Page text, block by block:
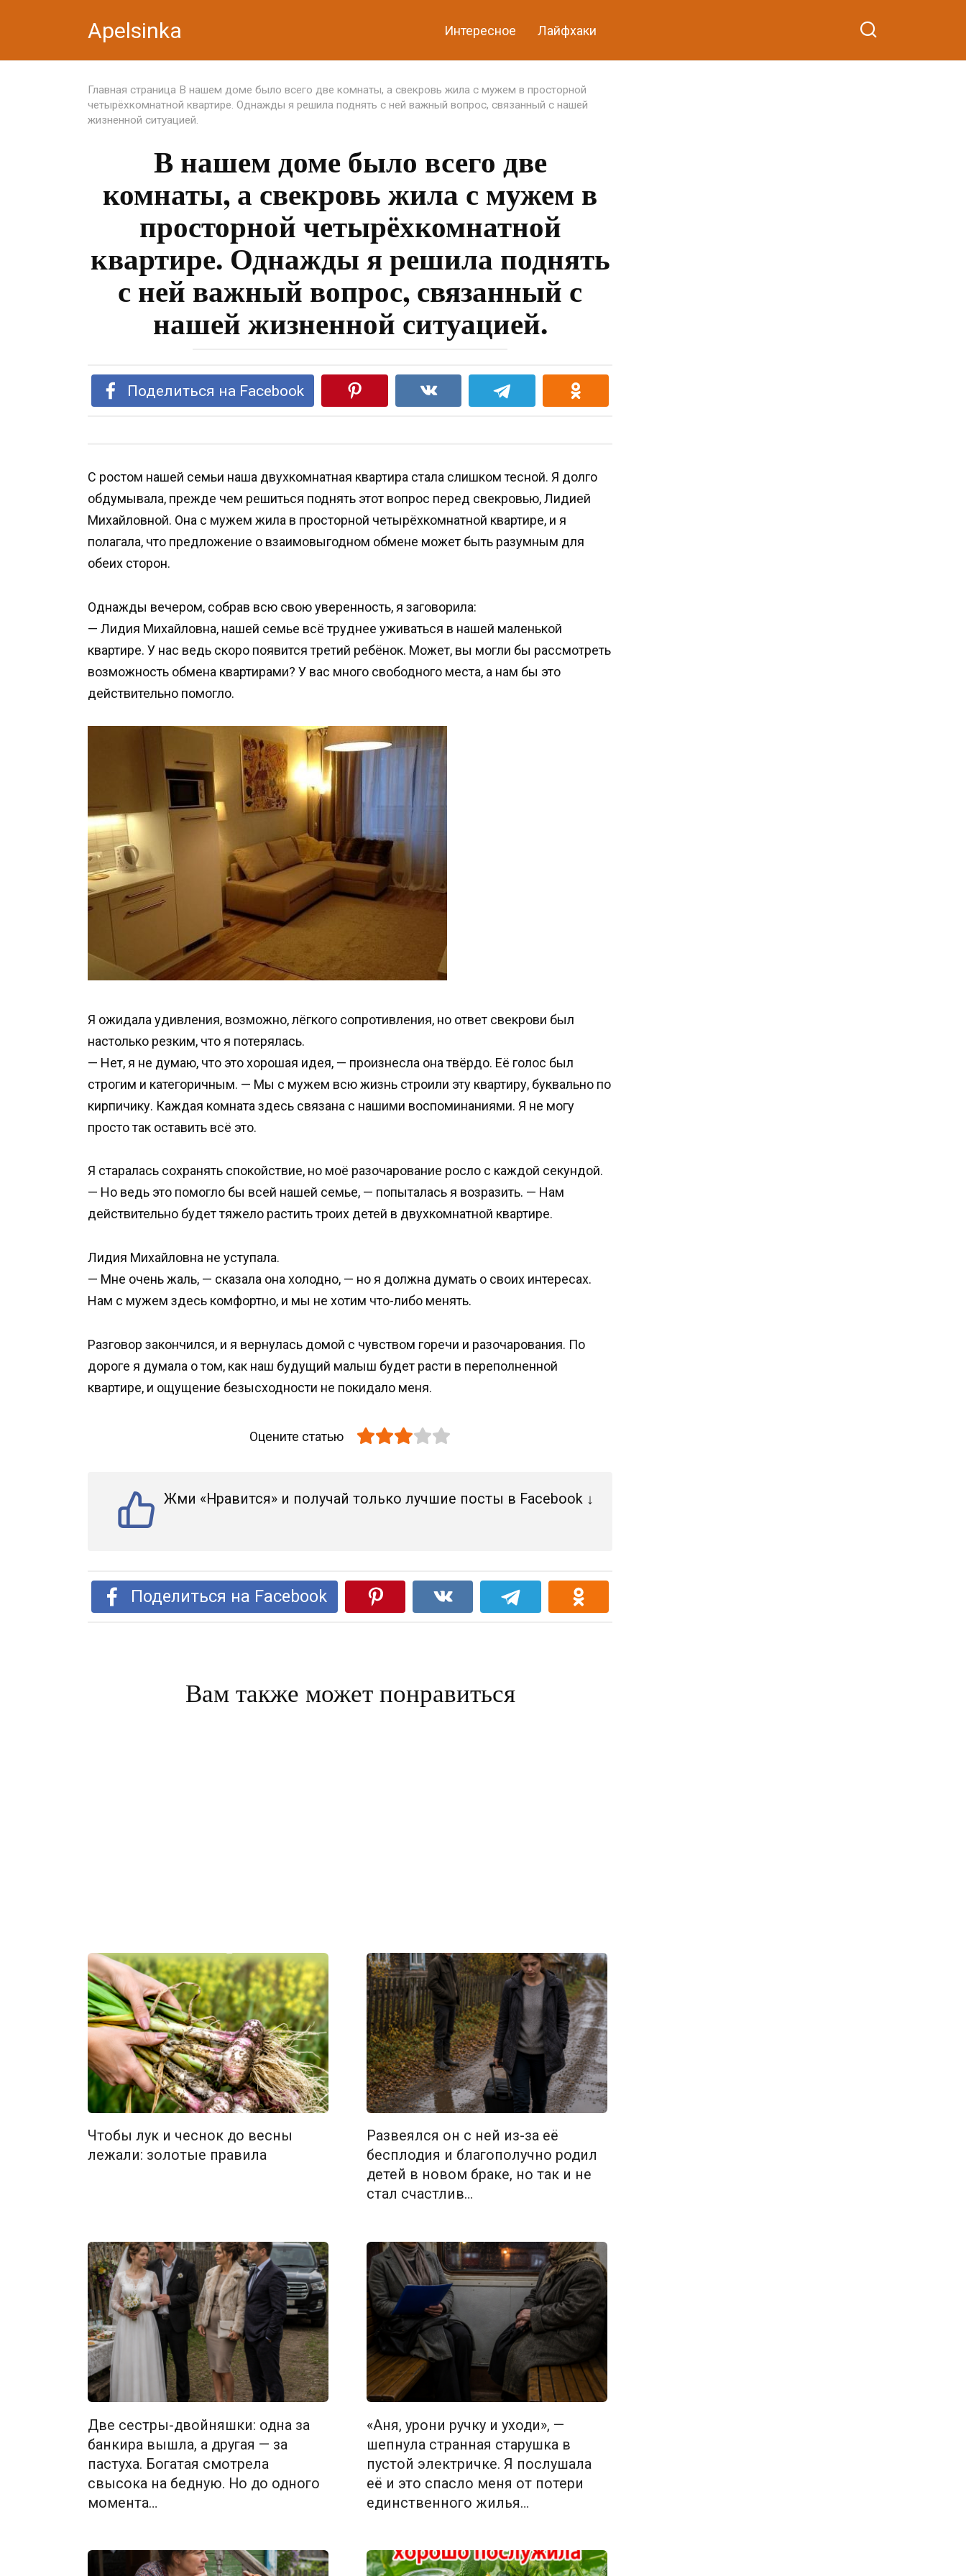
Apelsinka Интересное Лайфхаки
Главная страница В нашем доме было всего две комнаты, а свекровь жила с мужем в просторной
четырёхкомнатной квартире. Однажды я решила поднять с ней важный вопрос, связанный с нашей
жизненной ситуацией.
В нашем доме было всего две
комнаты, а свекровь жила с мужем в
просторной четырёхкомнатной
квартире. Однажды я решила поднять
с ней важный вопрос, связанный с
нашей жизненной ситуацией.
Поделиться на Facebook
С ростом нашей семьи наша двухкомнатная квартира стала слишком тесной. Я долго
обдумывала, прежде чем решиться поднять этот вопрос перед свекровью, Лидией
Михайловной. Она с мужем жила в просторной четырёхкомнатной квартире, и я
полагала, что предложение о взаимовыгодном обмене может быть разумным для
обеих сторон.
Однажды вечером, собрав всю свою уверенность, я заговорила:
— Лидия Михайловна, нашей семье всё труднее уживаться в нашей маленькой
квартире. У нас ведь скоро появится третий ребёнок. Может, вы могли бы рассмотреть
возможность обмена квартирами? У вас много свободного места, а нам бы это
действительно помогло.
Я ожидала удивления, возможно, лёгкого сопротивления, но ответ свекрови был
настолько резким, что я потерялась.
— Нет, я не думаю, что это хорошая идея, — произнесла она твёрдо. Её голос был
строгим и категоричным. — Мы с мужем всю жизнь строили эту квартиру, буквально по
кирпичику. Каждая комната здесь связана с нашими воспоминаниями. Я не могу
просто так оставить всё это.
Я старалась сохранять спокойствие, но моё разочарование росло с каждой секундой.
— Но ведь это помогло бы всей нашей семье, — попыталась я возразить. — Нам
действительно будет тяжело растить троих детей в двухкомнатной квартире.
Лидия Михайловна не уступала.
— Мне очень жаль, — сказала она холодно, — но я должна думать о своих интересах.
Нам с мужем здесь комфортно, и мы не хотим что-либо менять.
Разговор закончился, и я вернулась домой с чувством горечи и разочарования. По
дороге я думала о том, как наш будущий малыш будет расти в переполненной
квартире, и ощущение безысходности не покидало меня.
Оцените статью
Жми «Нравится» и получай только лучшие посты в Facebook ↓
Поделиться на Facebook
Вам также может понравиться
Чтобы лук и чеснок до весны
лежали: золотые правила
Развеялся он с ней из-за её
бесплодия и благополучно родил
детей в новом браке, но так и не
стал счастлив…
Две сестры-двойняшки: одна за
банкира вышла, а другая — за
пастуха. Богатая смотрела
свысока на бедную. Но до одного
момента…
«Аня, урони ручку и уходи», —
шепнула странная старушка в
пустой электричке. Я послушала
её и это спасло меня от потери
единственного жилья…